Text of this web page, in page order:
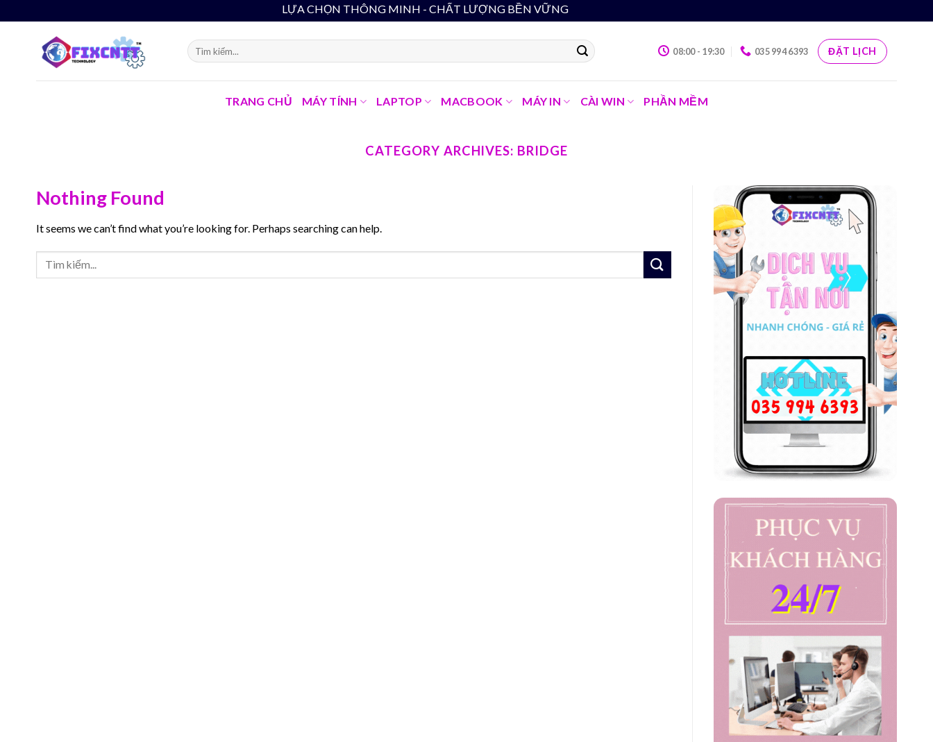
to
LỰA CHỌN THÔNG MINH - CHẤT LƯỢNG BỀN VỮNG
08:00 - 19:30 035 994 6393 ĐẶT LỊCH
TRANG CHỦ MÁY TÍNH LAPTOP MACBOOK MÁY IN CÀI WIN PHẦN MỀM
CATEGORY ARCHIVES: BRIDGE
Nothing Found
It seems we can’t find what you’re looking for. Perhaps searching can help.